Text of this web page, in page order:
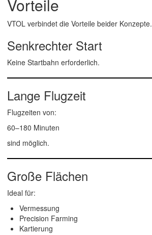
Vorteile
VTOL verbindet die Vorteile beider Konzepte.
Senkrechter Start
Keine Startbahn erforderlich.
Lange Flugzeit
Flugzeiten von:
60–180 Minuten
sind möglich.
Große Flächen
Ideal für:
Vermessung
Precision Farming
Kartierung